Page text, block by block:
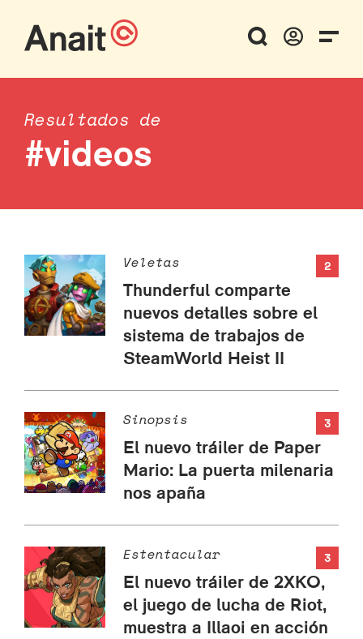
Resultados de
#videos
2
Veletas
Thunderful comparte
nuevos detalles sobre el
sistema de trabajos de
SteamWorld Heist II
3
Sinopsis
El nuevo tráiler de Paper
Mario: La puerta milenaria
nos apaña
3
Estentacular
El nuevo tráiler de 2XKO,
el juego de lucha de Riot,
muestra a Illaoi en acción